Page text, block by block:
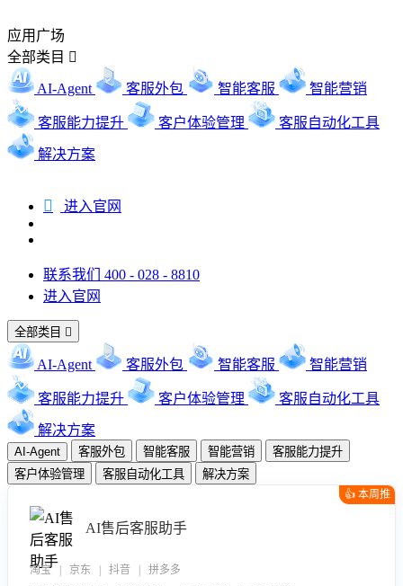
应用广场
全部类目 
AI-Agent 客服外包 智能客服 智能营销
客服能力提升 客户体验管理 客服自动化工具
解决方案
 进入官网
联系我们 400 - 028 - 8810
进入官网
全部类目 
AI-Agent 客服外包 智能客服 智能营销
客服能力提升 客户体验管理 客服自动化工具
解决方案
AI-Agent 客服外包 智能客服 智能营销
客服能力提升
客户体验管理
客服自动化工具 解决方案
👍 本周推
AI售后客服助手
淘宝 | 京东 | 抖音 | 拼多多